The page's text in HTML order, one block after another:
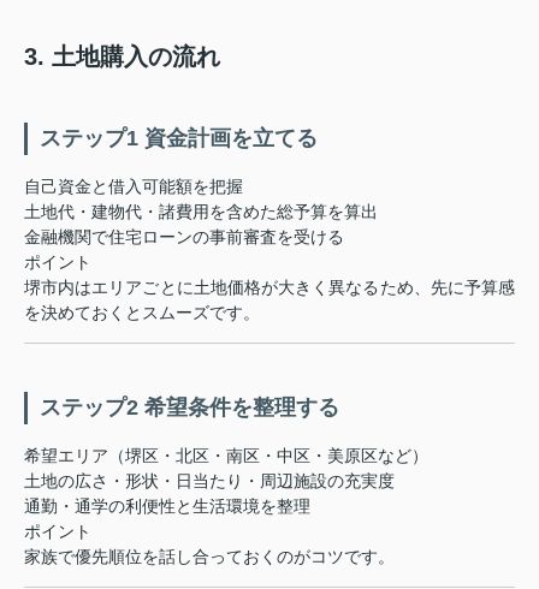
3. 土地購入の流れ
ステップ1 資金計画を立てる
自己資金と借入可能額を把握
土地代・建物代・諸費用を含めた総予算を算出
金融機関で住宅ローンの事前審査を受ける
ポイント
堺市内はエリアごとに土地価格が大きく異なるため、先に予算感
を決めておくとスムーズです。
ステップ2 希望条件を整理する
希望エリア（堺区・北区・南区・中区・美原区など）
土地の広さ・形状・日当たり・周辺施設の充実度
通勤・通学の利便性と生活環境を整理
ポイント
家族で優先順位を話し合っておくのがコツです。